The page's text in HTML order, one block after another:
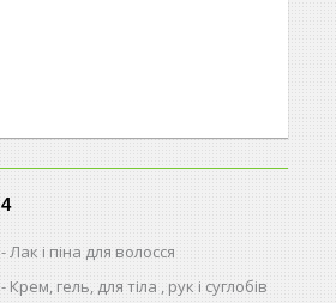
4
Лак і піна для волосся
Крем, гель, для тіла , рук і суглобів